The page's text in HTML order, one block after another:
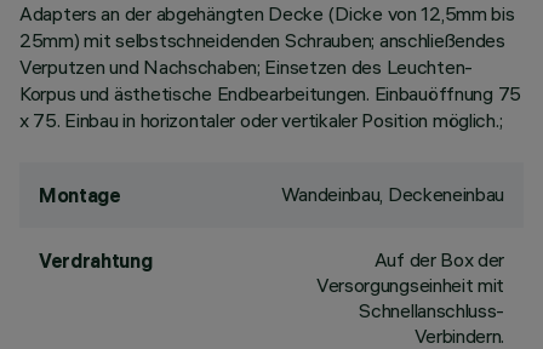
Adapters an der abgehängten Decke (Dicke von 12,5mm bis
25mm) mit selbstschneidenden Schrauben; anschließendes
Verputzen und Nachschaben; Einsetzen des Leuchten-
Korpus und ästhetische Endbearbeitungen. Einbauöffnung 75
x 75. Einbau in horizontaler oder vertikaler Position möglich.;
Montage Wandeinbau, Deckeneinbau
Verdrahtung
Auf der Box der
Versorgungseinheit mit
Schnellanschluss-
Verbindern.